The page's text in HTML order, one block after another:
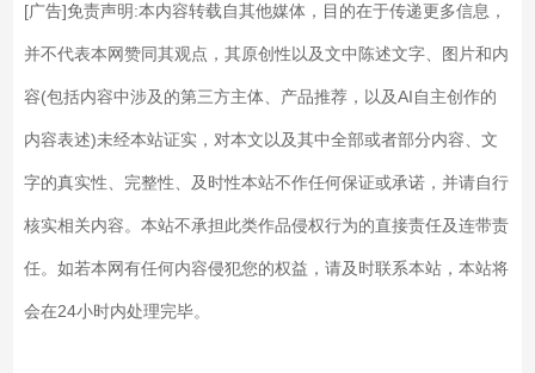
[广告]免责声明:本内容转载自其他媒体，目的在于传递更多信息，
并不代表本网赞同其观点，其原创性以及文中陈述文字、图片和内
容(包括内容中涉及的第三方主体、产品推荐，以及AI自主创作的
内容表述)未经本站证实，对本文以及其中全部或者部分内容、文
字的真实性、完整性、及时性本站不作任何保证或承诺，并请自行
核实相关内容。本站不承担此类作品侵权行为的直接责任及连带责
任。如若本网有任何内容侵犯您的权益，请及时联系本站，本站将
会在24小时内处理完毕。